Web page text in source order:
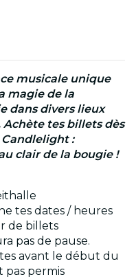
musicale unique
magie de la
dans divers lieux
tes billets dès
:
clair de la bougie !
tes dates / heures
de billets
pas de pause.
avant le début du
pas permis